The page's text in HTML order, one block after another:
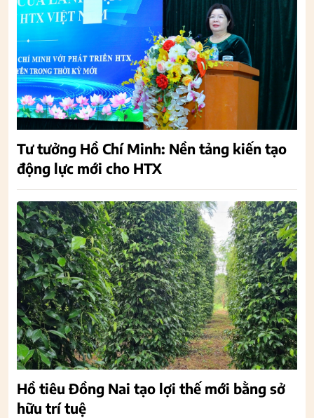
Tư tưởng Hồ Chí Minh: Nền tảng kiến tạo
động lực mới cho HTX
Hồ tiêu Đồng Nai tạo lợi thế mới bằng sở
hữu trí tuệ